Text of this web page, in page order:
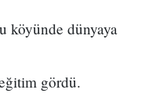
köyünde dünyaya
gördü.